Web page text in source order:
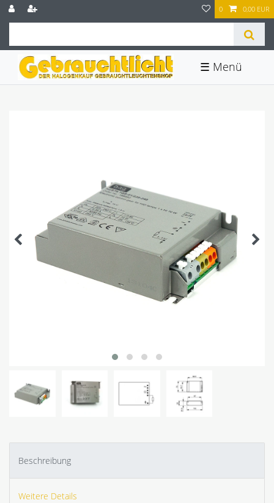
0 0,00 EUR
☰
Beschreibung
Weitere Details